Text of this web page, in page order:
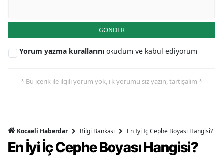
GÖNDER
Yorum yazma kurallarını okudum ve kabul ediyorum
* Bu içerik ile ilgili yorum yok, ilk yorumu siz yazın, tartışalım *
Kocaeli Haberdar Bilgi Bankası En İyi İç Cephe Boyası Hangisi?
En İyi İç Cephe Boyası Hangisi?